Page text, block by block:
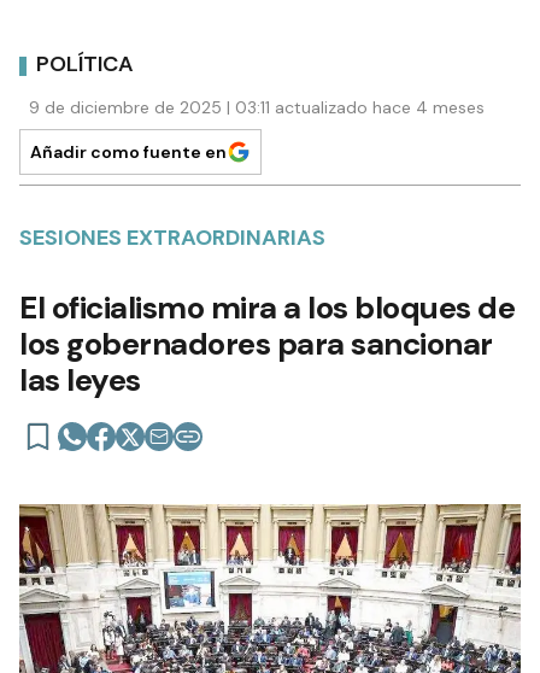
POLÍTICA
9 de diciembre de 2025 | 03:11 actualizado hace 4 meses
Añadir como fuente en
SESIONES EXTRAORDINARIAS
El oficialismo mira a los bloques de
los gobernadores para sancionar
las leyes